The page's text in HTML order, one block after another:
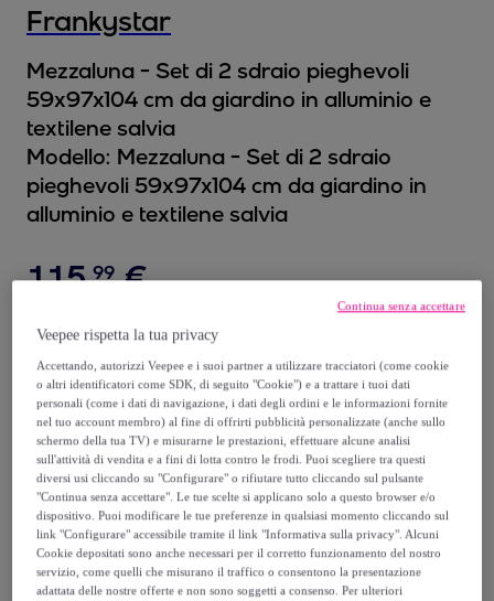
Frankystar
Mezzaluna - Set di 2 sdraio pieghevoli
59x97x104 cm da giardino in alluminio e
textilene salvia
Modello: Mezzaluna - Set di 2 sdraio
pieghevoli 59x97x104 cm da giardino in
alluminio e textilene salvia
115,99 €
209, €
44%
Venduto daFranchini Shop
Consegna
Spedizione gratuita
Veepee rispetta la tua privacy
Accettando, autorizzi Veepee e i suoi partner a utilizzare tracciatori (come cookie
o altri identificatori come SDK, di seguito "Cookie") e a trattare i tuoi dati
personali (come i dati di navigazione, i dati degli ordini e le informazioni fornite
nel tuo account membro) al fine di offrirti pubblicità personalizzate (anche sullo
schermo della tua TV) e misurarne le prestazioni, effettuare alcune analisi
sull'attività di vendita e a fini di lotta contro le frodi. Puoi scegliere tra questi
diversi usi cliccando su "Configurare" o rifiutare tutto cliccando sul pulsante
"Continua senza accettare". Le tue scelte si applicano solo a questo browser e/o
dispositivo. Puoi modificare le tue preferenze in qualsiasi momento cliccando sul
link "Configurare" accessibile tramite il link "Informativa sulla privacy". Alcuni
Cookie depositati sono anche necessari per il corretto funzionamento del nostro
servizio, come quelli che misurano il traffico o consentono la presentazione
adattata delle nostre offerte e non sono soggetti a consenso. Per ulteriori
Continua senza accettare